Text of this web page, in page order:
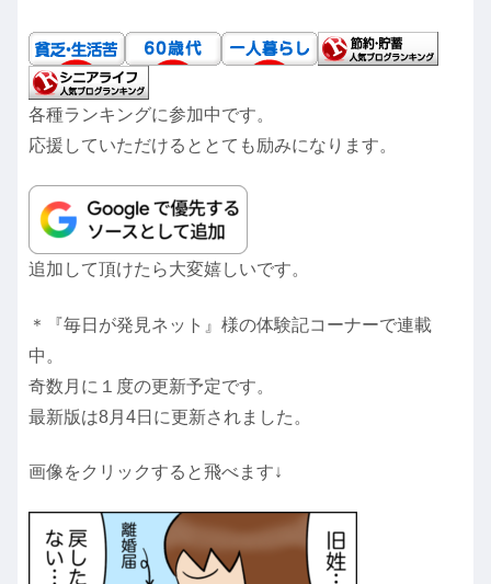
各種ランキングに参加中です。
応援していただけるととても励みになります。
追加して頂けたら大変嬉しいです。
＊『毎日が発見ネット』様の体験記コーナーで連載
中。
奇数月に１度の更新予定です。
最新版は8月4日に更新されました。
画像をクリックすると飛べます↓